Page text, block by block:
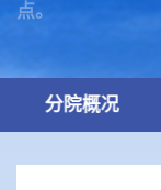
点。
分院概况